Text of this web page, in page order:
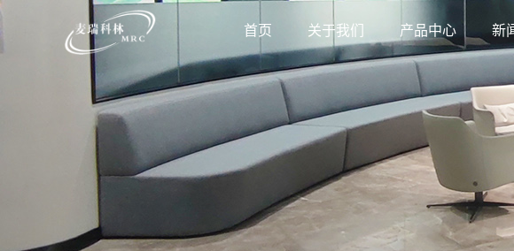
首页 关于我们 产品中心 新